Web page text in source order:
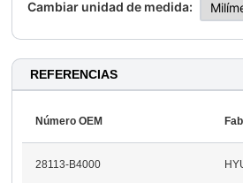
Cambiar unidad de medida:
REFERENCIAS
Número OEM
28113-B4000